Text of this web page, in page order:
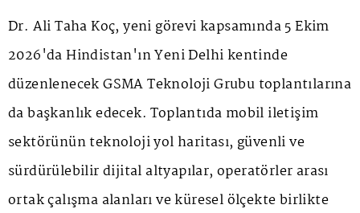
Dr. Ali Taha Koç, yeni görevi kapsamında 5 Ekim
2026'da Hindistan'ın Yeni Delhi kentinde
düzenlenecek GSMA Teknoloji Grubu toplantılarına
da başkanlık edecek. Toplantıda mobil iletişim
sektörünün teknoloji yol haritası, güvenli ve
sürdürülebilir dijital altyapılar, operatörler arası
ortak çalışma alanları ve küresel ölçekte birlikte